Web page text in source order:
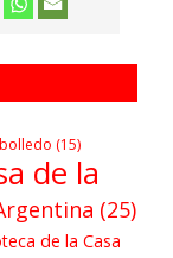
(15)
de la
(25)
de la Casa